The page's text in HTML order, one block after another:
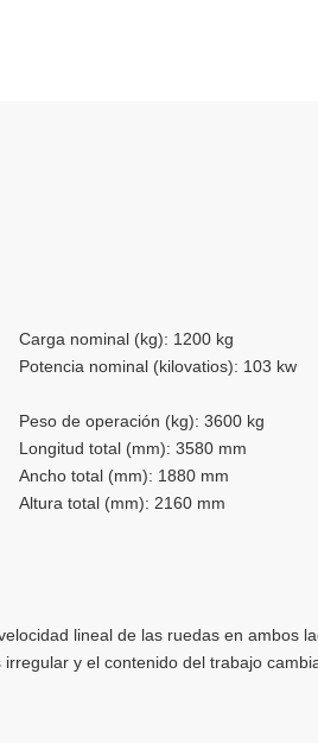
Carga nominal (kg): 1200 kg
Potencia nominal (kilovatios): 103 kw
Peso de operación (kg): 3600 kg
Longitud total (mm): 3580 mm
Ancho total (mm): 1880 mm
Altura total (mm): 2160 mm
lineal de las ruedas en ambos
y el contenido del trabajo